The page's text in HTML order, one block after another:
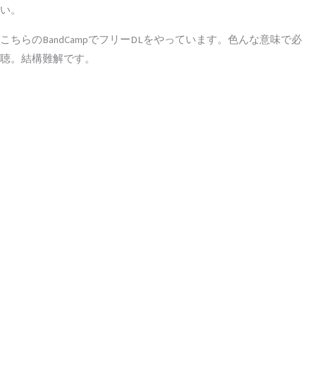
い。
こちらのBandCampでフリーDLをやっています。色んな意味で必
聴。結構難解です。